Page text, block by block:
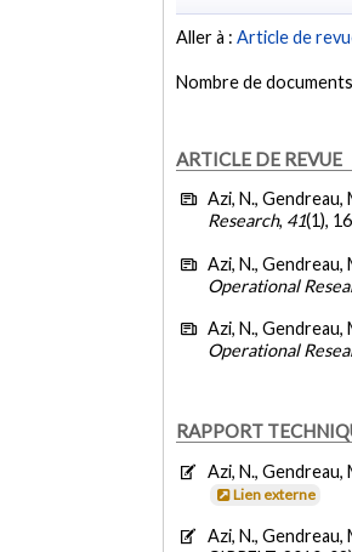
Aller à :Article de
Nombre de
ARTICLE DE REVUE
Azi, N., Gendreau,
Research, 41(1),
Azi, N., Gendreau,
Operational
Azi, N., Gendreau,
Operational
RAPPORT
Azi, N., Gendreau,
Lien externe
Azi, N., Gendreau,